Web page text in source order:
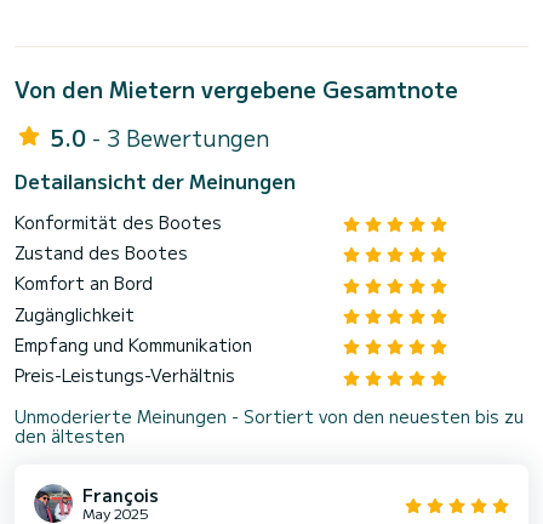
Von den Mietern vergebene Gesamtnote
5.0 - 3 Bewertungen
Detailansicht der Meinungen
Konformität des Bootes
Zustand des Bootes
Komfort an Bord
Zugänglichkeit
Empfang und Kommunikation
Preis-Leistungs-Verhältnis
Unmoderierte Meinungen - Sortiert von den neuesten bis zu
den ältesten
François
May 2025